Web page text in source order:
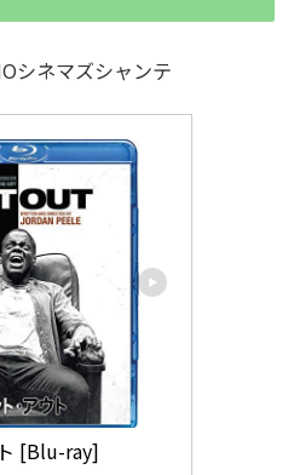
シネマズシャンテ
[Blu-ray]